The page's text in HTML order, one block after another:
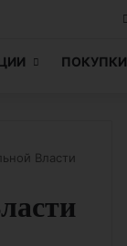
ПОКУПКИ
Власти